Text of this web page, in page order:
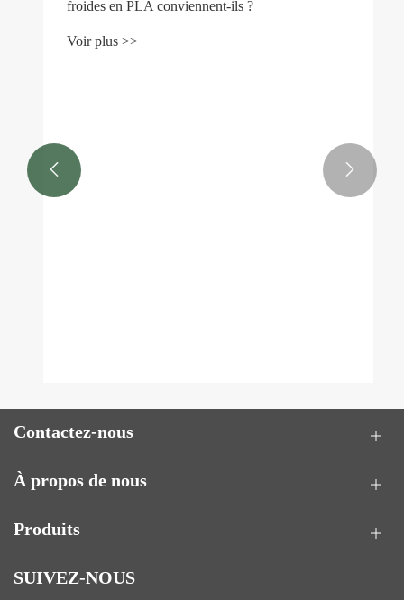
Pour quelles occasions les gobelets pour boissons
froides en PLA conviennent-ils ?
 
Contactez-nous
À propos de nous
Produits
SUIVEZ-NOUS